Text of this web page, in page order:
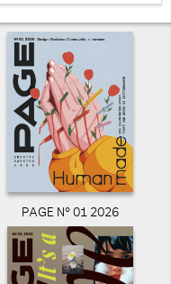
PAGE N° 01 2026